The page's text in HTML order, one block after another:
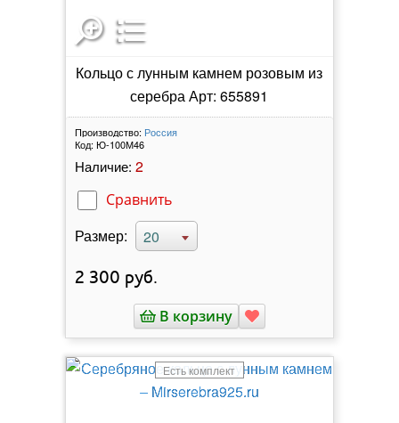
Кольцо с лунным камнем розовым из
серебра Арт: 655891
Производство: Россия
Код: Ю-100М46
Наличие: 2
Сравнить
Размер: 20
2 300 руб.
В корзину
Есть комплект